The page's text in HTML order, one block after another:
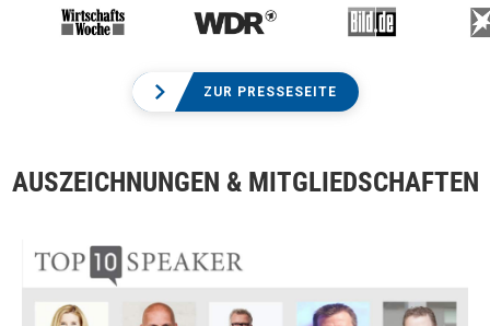
ZUR PRESSESEITE
AUSZEICHNUNGEN & MITGLIEDSCHAFTEN